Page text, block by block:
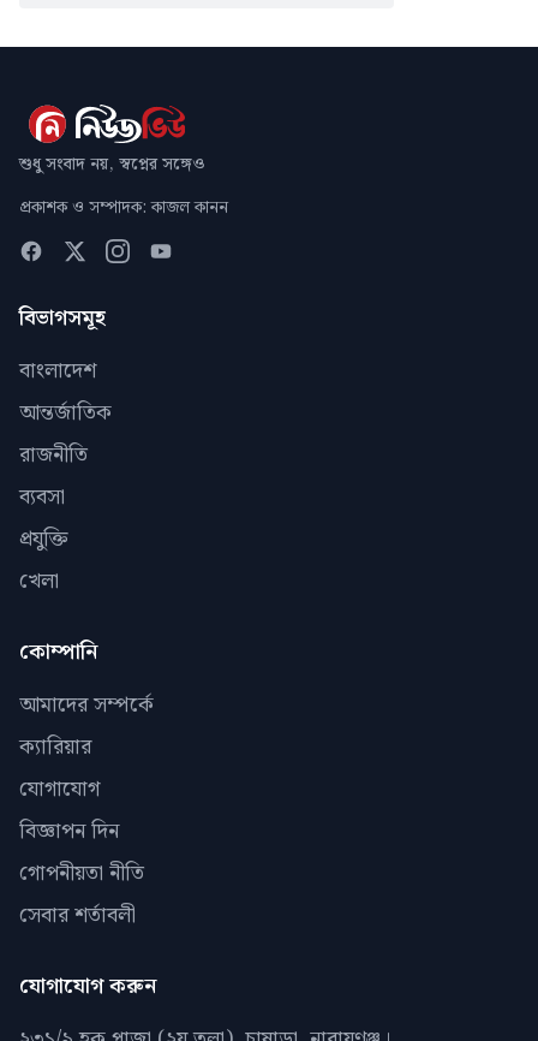
শুধু সংবাদ নয়, স্বপ্নের সঙ্গেও
প্রকাশক ও সম্পাদক: কাজল কানন
বিভাগসমূহ
বাংলাদেশ
আন্তর্জাতিক
রাজনীতি
ব্যবসা
প্রযুক্তি
খেলা
কোম্পানি
আমাদের সম্পর্কে
ক্যারিয়ার
যোগাযোগ
বিজ্ঞাপন দিন
গোপনীয়তা নীতি
সেবার শর্তাবলী
যোগাযোগ করুন